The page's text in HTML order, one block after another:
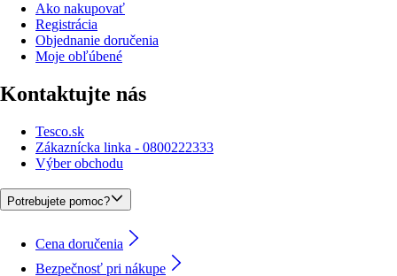
Ako nakupovať
Registrácia
Objednanie doručenia
Moje obľúbené
Kontaktujte nás
Tesco.sk
Zákaznícka linka - 0800222333
Výber obchodu
Potrebujete pomoc?
Cena doručenia
Bezpečnosť pri nákupe